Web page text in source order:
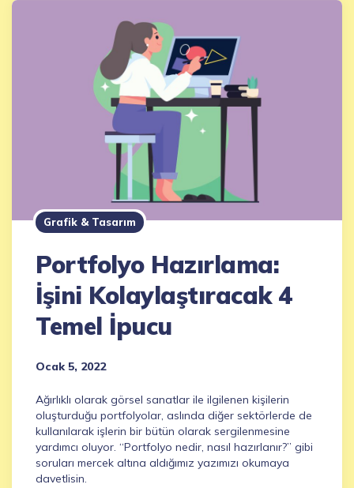
Grafik & Tasarım
Portfolyo Hazırlama:
İşini Kolaylaştıracak 4
Temel İpucu
Ocak 5, 2022
Ağırlıklı olarak görsel sanatlar ile ilgilenen kişilerin
oluşturduğu portfolyolar, aslında diğer sektörlerde de
kullanılarak işlerin bir bütün olarak sergilenmesine
yardımcı oluyor. “Portfolyo nedir, nasıl hazırlanır?” gibi
soruları mercek altına aldığımız yazımızı okumaya
davetlisin.